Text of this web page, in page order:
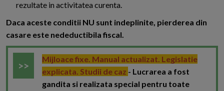
rezultate in activitatea curenta.
Daca aceste conditii NU sunt indeplinite, pierderea din
casare este nedeductibila fiscal.
Mijloace fixe. Manual actualizat. Legislatie
explicata. Studii de caz - Lucrarea a fost
gandita si realizata special pentru toate